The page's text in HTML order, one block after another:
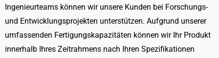
Ingenieurteams können wir unsere Kunden bei Forschungs-
und Entwicklungsprojekten unterstützen. Aufgrund unserer
umfassenden Fertigungskapazitäten können wir Ihr Produkt
innerhalb Ihres Zeitrahmens nach Ihren Spezifikationen